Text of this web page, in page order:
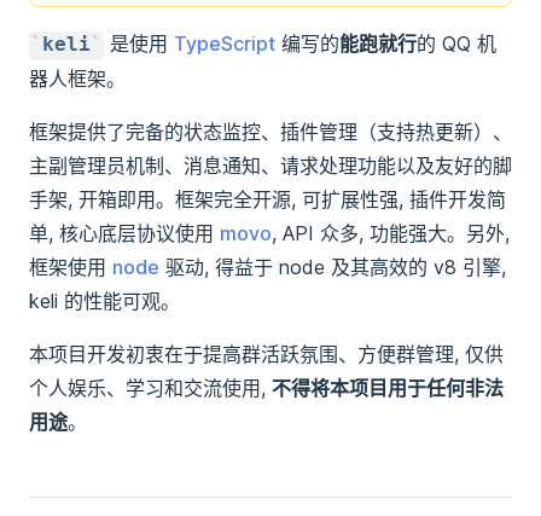
keli 是使用 TypeScript 编写的能跑就行的 QQ 机
器人框架。
框架提供了完备的状态监控、插件管理（支持热更新）、
主副管理员机制、消息通知、请求处理功能以及友好的脚
手架, 开箱即用。框架完全开源, 可扩展性强, 插件开发简
单, 核心底层协议使用 movo, API 众多, 功能强大。另外,
框架使用 node 驱动, 得益于 node 及其高效的 v8 引擎,
keli 的性能可观。
本项目开发初衷在于提高群活跃氛围、方便群管理, 仅供
个人娱乐、学习和交流使用, 不得将本项目用于任何非法
用途。